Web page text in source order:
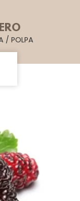
/ POLPA